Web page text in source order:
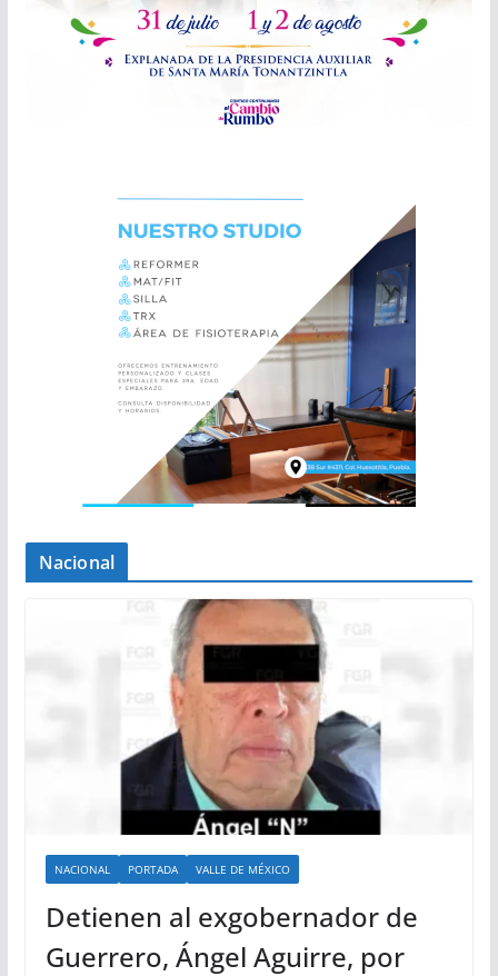
Nacional
NACIONAL PORTADA VALLE DE MÉXICO
Detienen al exgobernador de
Guerrero, Ángel Aguirre, por